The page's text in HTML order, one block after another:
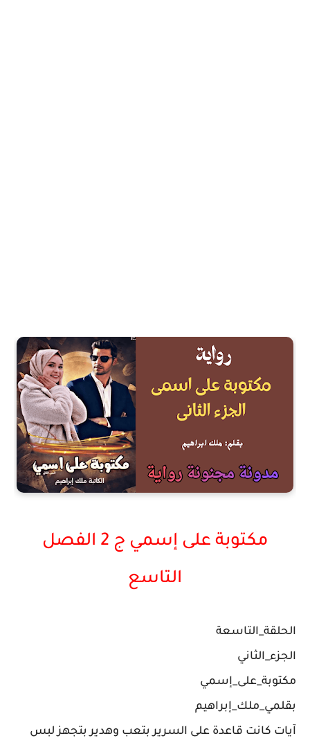
مكتوبة على إسمي ج 2 الفصل
التاسع
الحلقة_التاسعة
الجزء_الثاني
مكتوبة_على_إسمي
بقلمي_ملك_إبراهيم
آيات كانت قاعدة على السرير بتعب وهدير بتجهز لبس